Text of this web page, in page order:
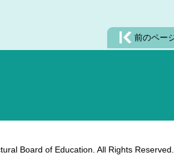
前のペー
Board of Education. All Rights Reserved.